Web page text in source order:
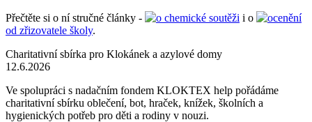
Přečtěte si o ní stručné články - o chemické soutěži i o
ocenění
od zřizovatele školy.
Charitativní sbírka pro Klokánek a azylové domy
12.6.2026
Ve spolupráci s nadačním fondem KLOKTEX help pořádáme
charitativní sbírku oblečení, bot, hraček, knížek, školních a
hygienických potřeb pro děti a rodiny v nouzi.